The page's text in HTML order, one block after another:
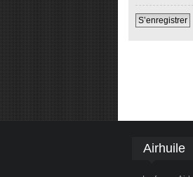
S’enregistrer
Airhuile